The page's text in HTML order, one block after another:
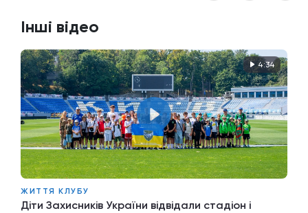
Інші відео
4:34
ЖИТТЯ КЛУБУ
Діти Захисників України відвідали стадіон і